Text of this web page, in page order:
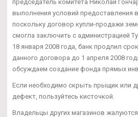
председатель комитета Николай
выполнения условий предоставления
поскольку договор купли-продажи
смогла заключить с администрацией
18 января 2008 года, банк продлил
данного договора до 1 апреля 2008
обсуждаем создание фонда прямых
Если необходимо скрыть прыщик или
дефект, пользуйтесь кисточкой.
Владельцы других магазинов